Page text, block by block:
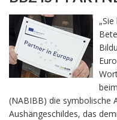
(NABIBB) die symbolische
Aushängeschildes, das